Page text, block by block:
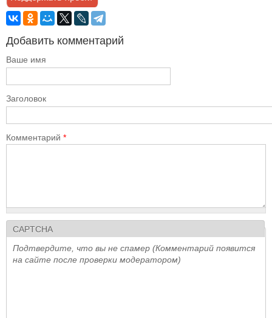
Добавить комментарий
Ваше имя
Заголовок
Комментарий *
CAPTCHA
Подтвердите, что вы не спамер (Комментарий появится
на сайте после проверки модератором)